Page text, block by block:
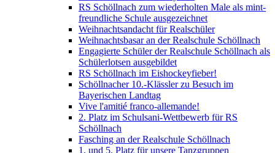
RS Schöllnach zum wiederholten Male als mint-
freundliche Schule ausgezeichnet
Weihnachtsandacht für Realschüler
Weihnachtsbasar an der Realschule Schöllnach
Engagierte Schüler der Realschule Schöllnach als
Schülerlotsen ausgebildet
RS Schöllnach im Eishockeyfieber!
Schöllnacher 10.-Klässler zu Besuch im
Bayerischen Landtag
Vive l'amitié franco-allemande!
2. Platz im Schulsani-Wettbewerb für RS
Schöllnach
Fasching an der Realschule Schöllnach
1. und 5. Platz für unsere Tanzgruppen